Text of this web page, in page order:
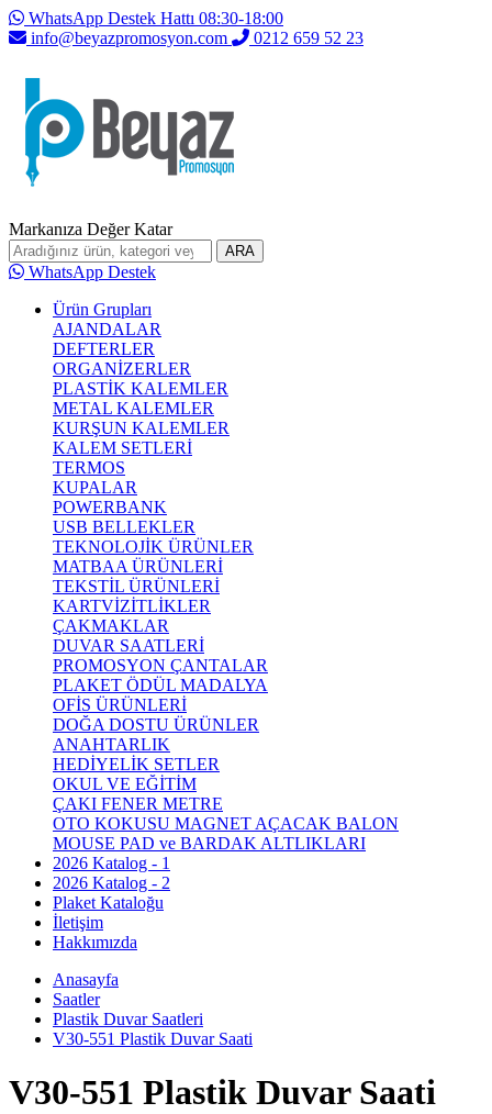
WhatsApp Destek Hattı 08:30-18:00
info@beyazpromosyon.com
0212 659 52 23
Markanıza Değer Katar
ARA
WhatsApp Destek
Ürün Grupları
AJANDALAR
DEFTERLER
ORGANİZERLER
PLASTİK KALEMLER
METAL KALEMLER
KURŞUN KALEMLER
KALEM SETLERİ
TERMOS
KUPALAR
POWERBANK
USB BELLEKLER
TEKNOLOJİK ÜRÜNLER
MATBAA ÜRÜNLERİ
TEKSTİL ÜRÜNLERİ
KARTVİZİTLİKLER
ÇAKMAKLAR
DUVAR SAATLERİ
PROMOSYON ÇANTALAR
PLAKET ÖDÜL MADALYA
OFİS ÜRÜNLERİ
DOĞA DOSTU ÜRÜNLER
ANAHTARLIK
HEDİYELİK SETLER
OKUL VE EĞİTİM
ÇAKI FENER METRE
OTO KOKUSU MAGNET AÇACAK BALON
MOUSE PAD ve BARDAK ALTLIKLARI
2026 Katalog - 1
2026 Katalog - 2
Plaket Kataloğu
İletişim
Hakkımızda
Anasayfa
Saatler
Plastik Duvar Saatleri
V30-551 Plastik Duvar Saati
V30-551 Plastik Duvar Saati